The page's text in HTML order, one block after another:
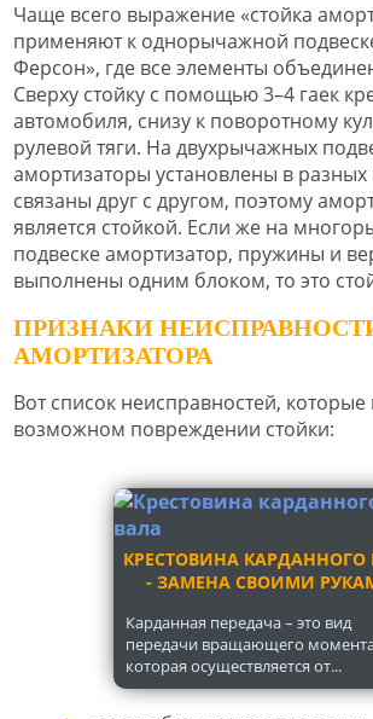
Чаще всего выражение «стойка
применяют к однорычажной
Ферсон», где все элементы
Сверху стойку с помощью 3–4 гаек
автомобиля, снизу к поворотному
рулевой тяги. На двухрычажных
амортизаторы установлены в разных
связаны друг с другом, поэтому
является стойкой. Если же на
подвеске амортизатор, пружины и
выполнены одним блоком, то это
ПРИЗНАКИ
АМОРТИЗАТОРА
Вот список неисправностей, которые
возможном повреждении стойки:
КРЕСТОВИНА КАРДАННОГО
- ЗАМЕНА СВОИМИ
Карданная передача – это вид
передачи вращающего
которая осуществляется от...